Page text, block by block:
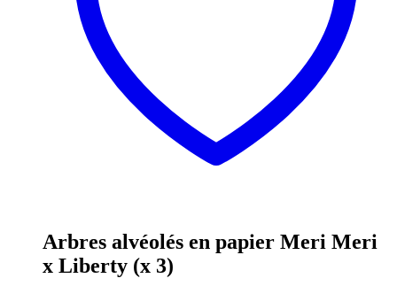
Arbres alvéolés en papier Meri Meri
x Liberty (x 3)